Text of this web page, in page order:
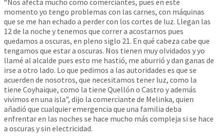
momento yo tengo problemas con las carnes, con máquinas
que se me han echado a perder con los cortes de luz. Llegan las
12 de la noche y tenemos que correr a acostarnos pues
quedamos a oscuras, en pleno siglo 21. En qué cabeza cabe que
tengamos que estar a oscuras. Nos tienen muy olvidados y yo
llamé al alcalde pues esto me hastió, me aburrió y dan ganas de
irse a otro lado. Lo que pedimos a las autoridades es que se
acuerden de nosotros, que necesitamos tener luz, como la
tiene Coyhaique, como la tiene Quellón o Castro y además
vivimos en una isla”, dijo la comerciante de Melinka, quien
añadió que cualquier emergencia que una familia deba
enfrentar en las noches se hace mucho más compleja si se hace
a oscuras y sin electricidad.